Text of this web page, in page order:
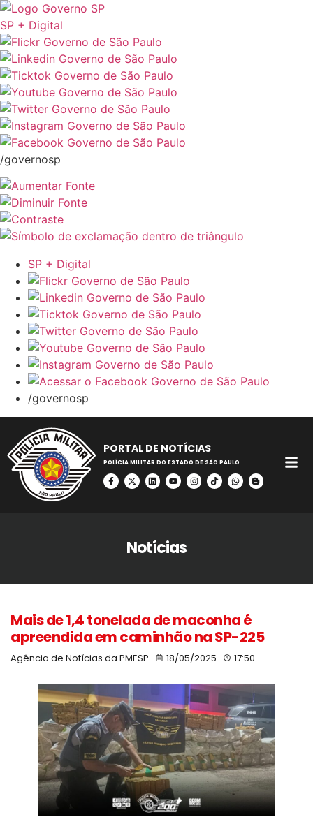
SP + Digital
/governosp
SP + Digital
/governosp
PORTAL DE NOTÍCIAS
POLÍCIA MILITAR DO ESTADO DE SÃO PAULO
Notícias
Mais de 1,4 tonelada de maconha é
apreendida em caminhão na SP-225
Agência de Notícias da PMESP 18/05/2025 17:50